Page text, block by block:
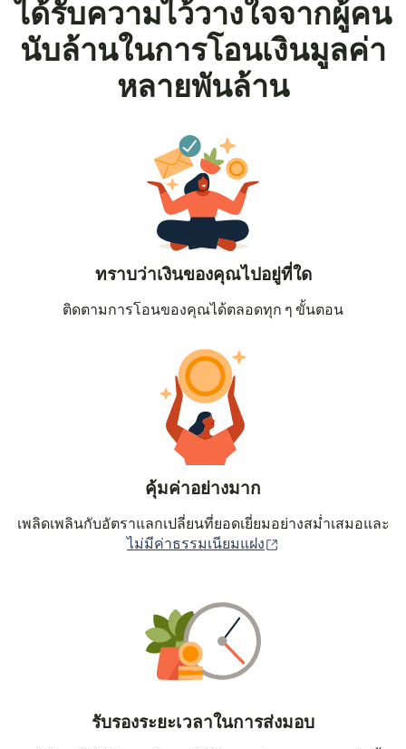
ได้รับความไว้วางใจจากผู้คน
นับล้านในการโอนเงินมูลค่า
หลายพันล้าน
ทราบว่าเงินของคุณไปอยู่ที่ใด
ติดตามการโอนของคุณได้ตลอดทุก ๆ ขั้นตอน
คุ้มค่าอย่างมาก
เพลิดเพลินกับอัตราแลกเปลี่ยนที่ยอดเยี่ยมอย่างสม่ำเสมอและ
ไม่มีค่าธรรมเนียมแฝง
รับรองระยะเวลาในการส่งมอบ